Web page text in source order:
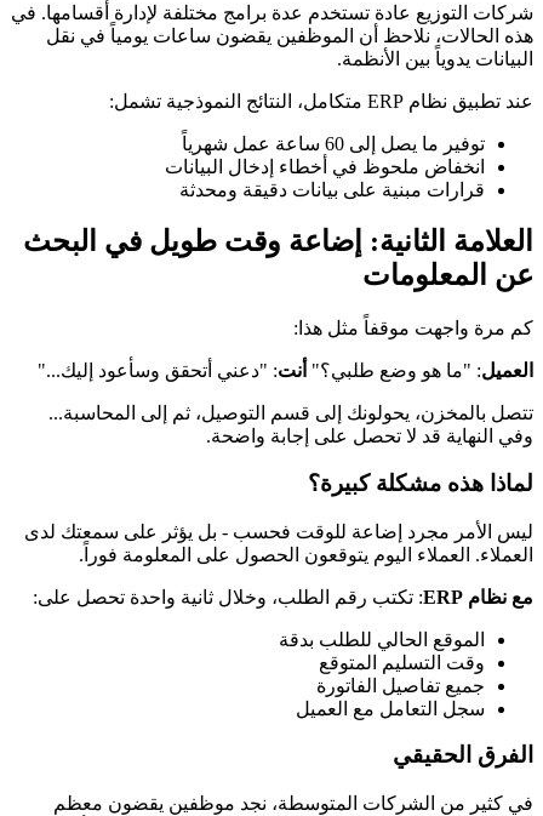
شركات التوزيع عادة تستخدم عدة برامج مختلفة لإدارة أقسامها. في
هذه الحالات، نلاحظ أن الموظفين يقضون ساعات يومياً في نقل
البيانات يدوياً بين الأنظمة.
عند تطبيق نظام ERP متكامل، النتائج النموذجية تشمل:
توفير ما يصل إلى 60 ساعة عمل شهرياً
انخفاض ملحوظ في أخطاء إدخال البيانات
قرارات مبنية على بيانات دقيقة ومحدثة
العلامة الثانية: إضاعة وقت طويل في البحث
عن المعلومات
كم مرة واجهت موقفاً مثل هذا:
العميل: "ما هو وضع طلبي؟" أنت: "دعني أتحقق وسأعود إليك..."
تتصل بالمخزن، يحولونك إلى قسم التوصيل، ثم إلى المحاسبة...
وفي النهاية قد لا تحصل على إجابة واضحة.
لماذا هذه مشكلة كبيرة؟
ليس الأمر مجرد إضاعة للوقت فحسب - بل يؤثر على سمعتك لدى
العملاء. العملاء اليوم يتوقعون الحصول على المعلومة فوراً.
مع نظام ERP : تكتب رقم الطلب، وخلال ثانية واحدة تحصل على:
الموقع الحالي للطلب بدقة
وقت التسليم المتوقع
جميع تفاصيل الفاتورة
سجل التعامل مع العميل
الفرق الحقيقي
في كثير من الشركات المتوسطة، نجد موظفين يقضون معظم